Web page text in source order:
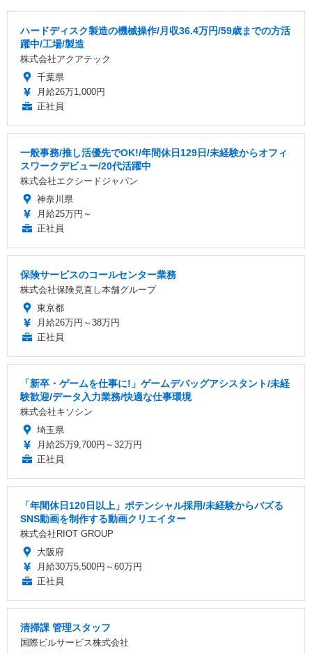
ハードディスク製造の機械操作/月収36.4万円/59歳までの方活
躍中/工場/製造
株式会社アクアテック
千葉県
月給26万1,000円
正社員
一般事務/推し活優先でOK!/年間休日129日/未経験からオフィ
スワークデビュー/20代活躍中
株式会社エクシードジャパン
神奈川県
月給25万円～
正社員
保険サービスのコールセンター業務
株式会社保険見直し本舗グループ
東京都
月給26万円～38万円
正社員
「新卒・ゲームを仕事に!」ゲームデバッグアシスタント/未経
験歓迎/データ入力業務/快適な仕事環境
株式会社キソシン
埼玉県
月給25万9,700円～32万円
正社員
「年間休日120日以上」ポテンシャル採用/未経験からバズる
SNS動画を制作する動画クリエイター
株式会社RIOT GROUP
大阪府
月給30万5,500円～60万円
正社員
清掃課 管理スタッフ
国際ビルサービス株式会社